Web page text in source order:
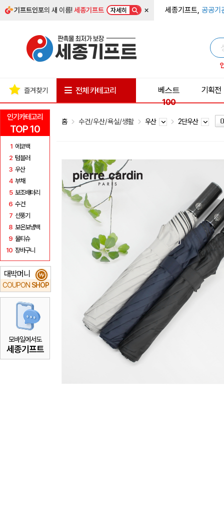
기프트인포의 새 이름!세종기프트 자세히 × 세종기프트, 공공기
인기카테고리
TOP 10
1 에코백
2 텀블러
3 우산
4 부채
5 보조배터리
6 수건
7 선풍기
8 보온보냉백
9 물티슈
10 장바구니
대박머니
COUPON SHOP
₩
모바일에서도
세종기프트
즐겨찾기 전체 카테고리
베스트
100
기획전
홈 수건/우산/욕실/생활 우산 2단우산